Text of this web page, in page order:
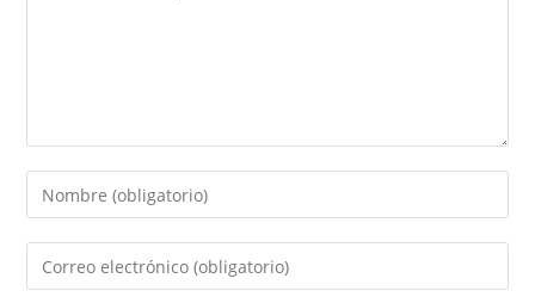
Introduce
tu
nombre
Introduce
tu